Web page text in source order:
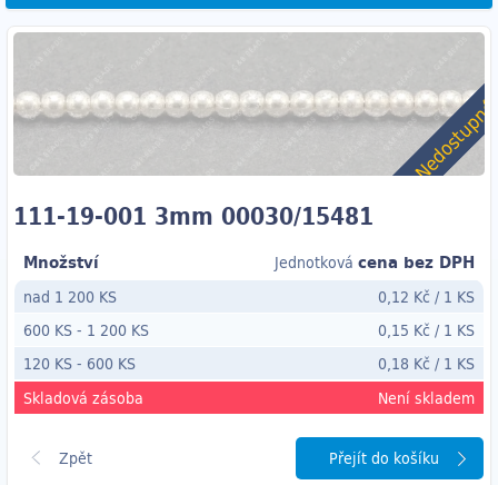
111-19-001 3mm 00030/15481
Množství Jednotková cena bez DPH
nad 1 200 KS 0,12 Kč / 1 KS
600 KS- 1 200 KS 0,15 Kč / 1 KS
120 KS- 600 KS 0,18 Kč / 1 KS
Skladová zásoba
Není skladem
Přejít do košíku